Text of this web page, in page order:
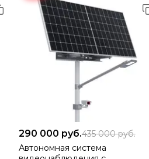
290 000 руб.435 000руб.
Автономная система